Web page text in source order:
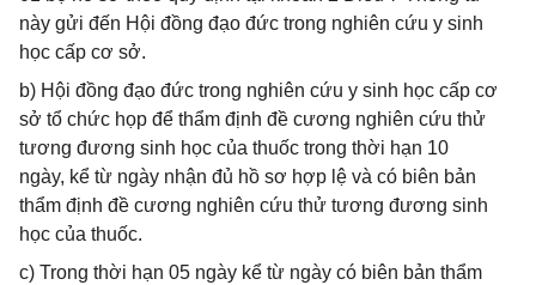
này gửi đến Hội đồng đạo đức trong nghiên cứu y sinh
học cấp cơ sở.
b) Hội đồng đạo đức trong nghiên cứu y sinh học cấp cơ
sở tổ chức họp để thẩm định đề cương nghiên cứu thử
tương đương sinh học của thuốc trong thời hạn 10
ngày, kể từ ngày nhận đủ hồ sơ hợp lệ và có biên bản
thẩm định đề cương nghiên cứu thử tương đương sinh
học của thuốc.
c) Trong thời hạn 05 ngày kể từ ngày có biên bản thẩm